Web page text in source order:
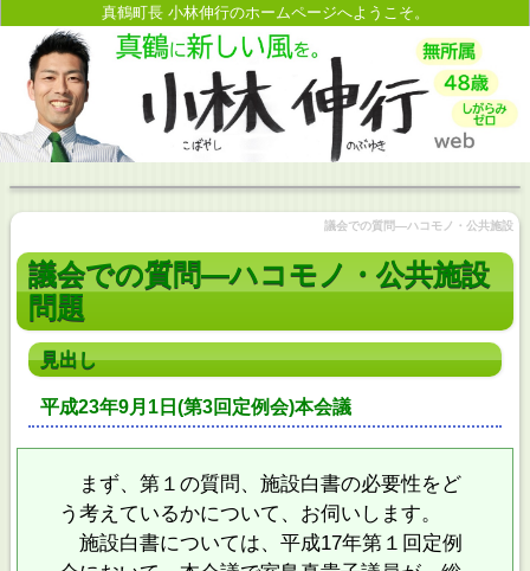
真鶴町長 小林伸行のホームページへようこそ。
議会での質問―ハコモノ・公共施設
議会での質問―ハコモノ・公共施設
問題
見出し
平成23年9月1日(第3回定例会)本会議
まず、第１の質問、施設白書の必要性をど
う考えているかについて、お伺いします。
施設白書については、平成17年第１回定例